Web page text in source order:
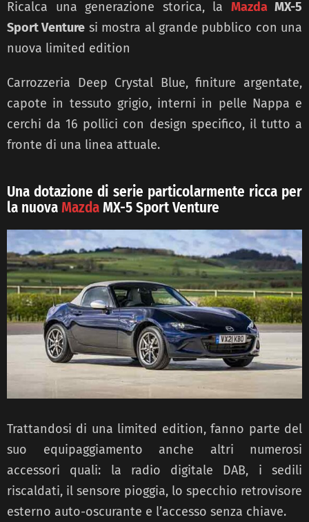
Ricalca una generazione storica, la MazdaMX-5
Sport Venture si mostra al grande pubblico con una
nuova limited edition
Carrozzeria Deep Crystal Blue, finiture argentate,
capote in tessuto grigio, interni in pelle Nappa e
cerchi da 16 pollici con design specifico, il tutto a
fronte di una linea attuale.
Una dotazione di serie particolarmente ricca per
la nuovaMazdaMX-5 Sport Venture
Trattandosi di una limited edition, fanno parte del
suo equipaggiamento anche altri numerosi
accessori quali: la radio digitale DAB, i sedili
riscaldati, il sensore pioggia, lo specchio retrovisore
esterno auto-oscurante e l’accesso senza chiave.